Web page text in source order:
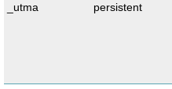
_utma persistent